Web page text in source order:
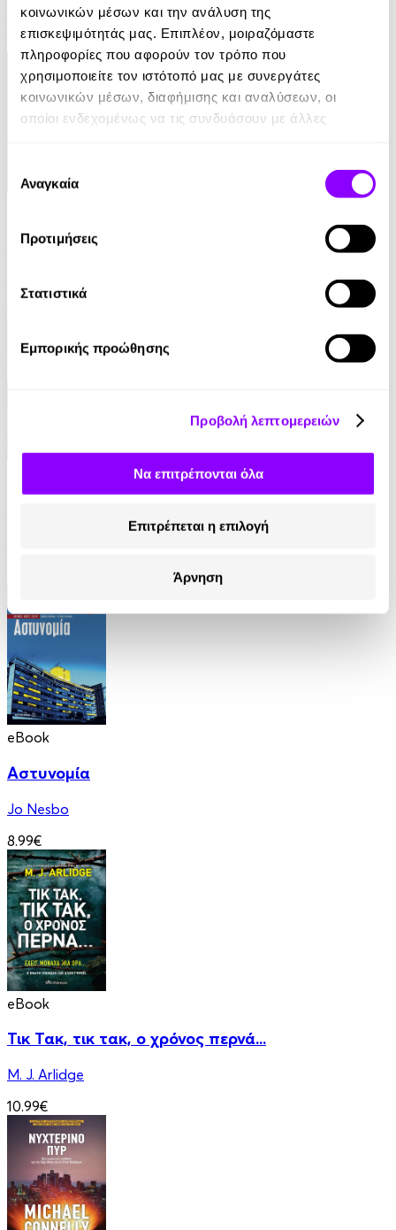
κοινωνικών μέσων και την ανάλυση της
επισκεψιμότητάς μας. Επιπλέον, μοιραζόμαστε
πληροφορίες που αφορούν τον τρόπο που
χρησιμοποιείτε τον ιστότοπό μας με συνεργάτες
κοινωνικών μέσων, διαφήμισης και αναλύσεων, οι
οποίοι ενδεχομένως να τις συνδυάσουν με άλλες
των υπηρεσιών τους.
συγκατάθεσης
Αναγκαία
Προτιμήσεις
Στατιστικά
Εμπορικής προώθησης
Προβολή λεπτομερειών
Να επιτρέπονται όλα
Επιτρέπεται η επιλογή
Άρνηση
Jane Harper
10.99€
Παραπλάνηση
eBook
Αστυνομία
Jo Nesbo
8.99€
eBook
Τικ Τακ, τικ τακ, ο χρόνος περνά...
M. J. Arlidge
10.99€